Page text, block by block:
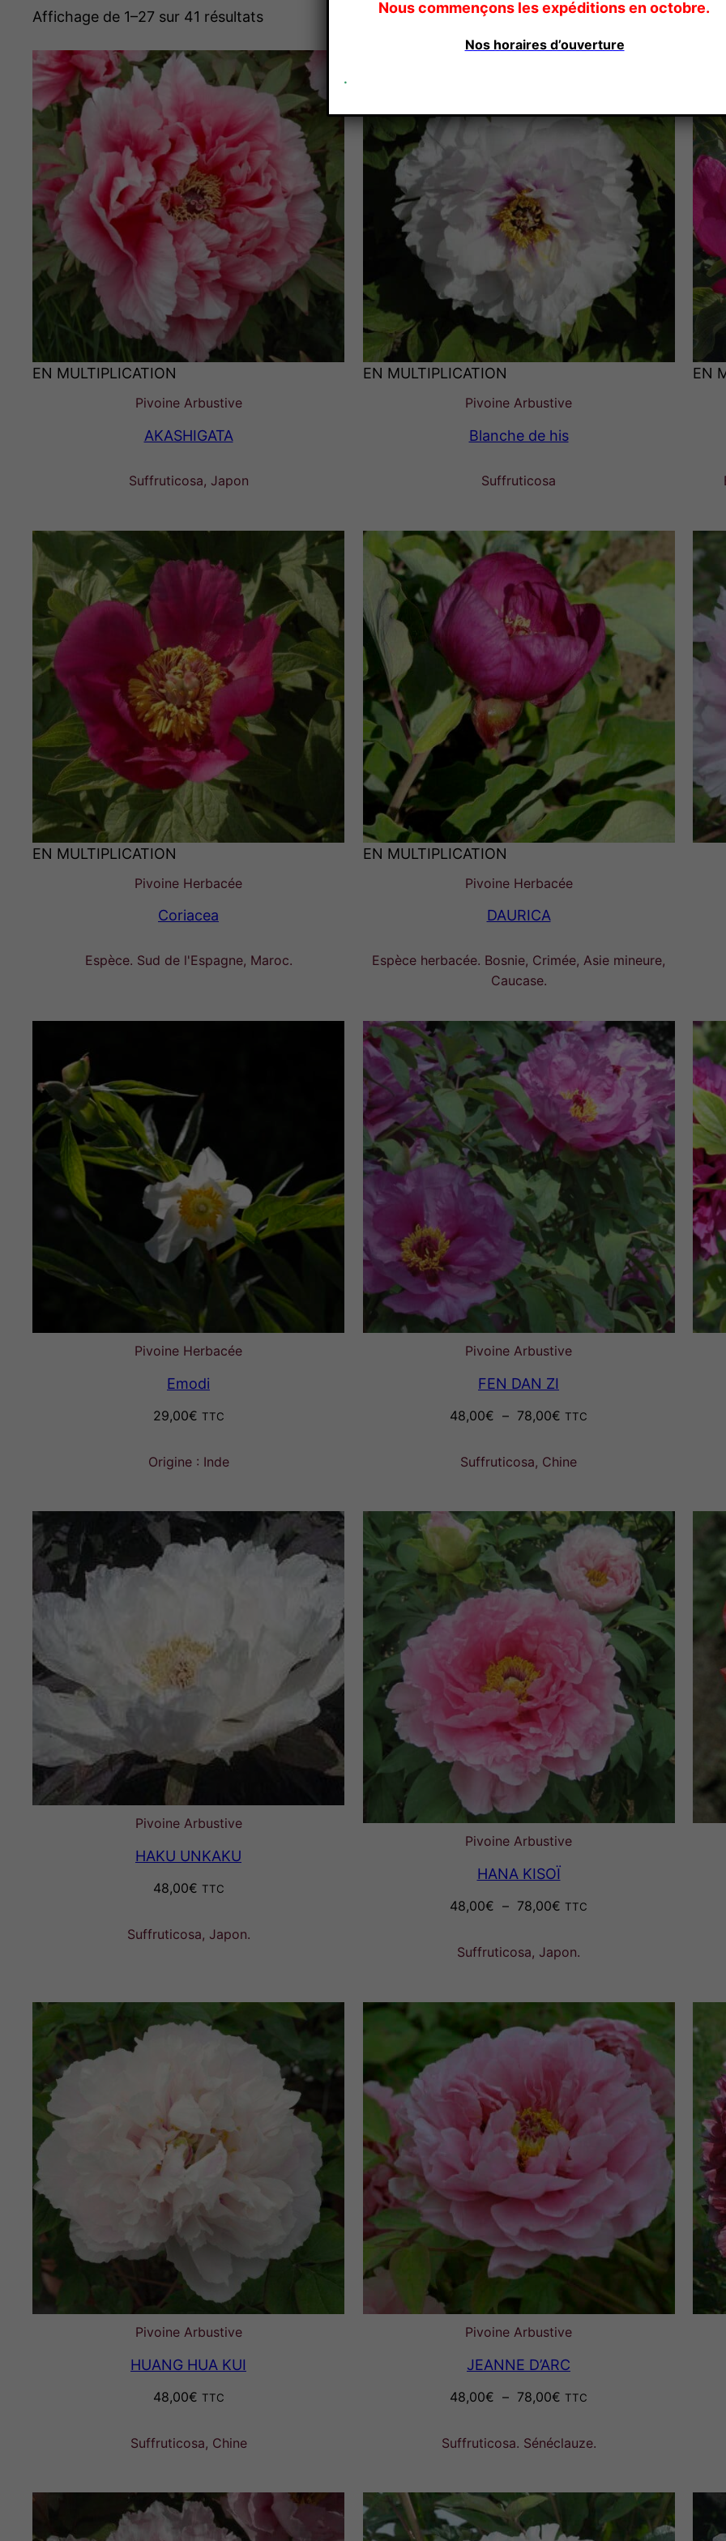
Affichage de 1–27 sur 41 résultats
EN MULTIPLICATION
Pivoine Arbustive
AKASHIGATA
Suffruticosa, Japon
EN MULTIPLICATION
Pivoine Arbustive
Blanche de his
Suffruticosa
EN
EN MULTIPLICATION
Pivoine Herbacée
Coriacea
Espèce. Sud de l'Espagne, Maroc.
EN MULTIPLICATION
Pivoine Herbacée
DAURICA
Espèce herbacée. Bosnie, Crimée, Asie mineure,
Caucase.
Pivoine Herbacée
Emodi
29,00€ TTC
Origine : Inde
Pivoine Arbustive
FEN DAN ZI
48,00€ – 78,00€ Plage
prix :
78,00€
TTC
Suffruticosa, Chine
Pivoine Arbustive
HAKU UNKAKU
48,00€ TTC
Suffruticosa, Japon.
Pivoine Arbustive
HANA KISOÏ
48,00€ – 78,00€ Plage
prix :
78,00€
TTC
Suffruticosa, Japon.
Pivoine Arbustive
HUANG HUA KUI
48,00€ TTC
Suffruticosa, Chine
Pivoine Arbustive
JEANNE D’ARC
48,00€ – 78,00€ Plage
prix :
78,00€
TTC
Suffruticosa. Sénéclauze.
Nous commençons les expéditions en octobre.
Nos horaires d’ouverture
.